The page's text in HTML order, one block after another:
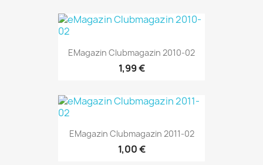
EMagazin Clubmagazin 2010-02
1,99 €
EMagazin Clubmagazin 2011-02
1,00 €